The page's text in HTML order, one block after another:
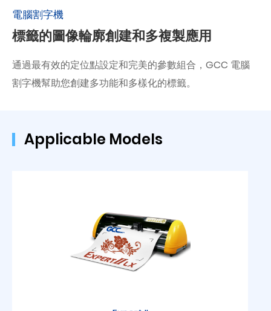
電腦割字機
標籤的圖像輪廓創建和多複製應用
通過最有效的定位點設定和完美的參數組合，GCC 電腦
割字機幫助您創建多功能和多樣化的標籤。
Applicable Models